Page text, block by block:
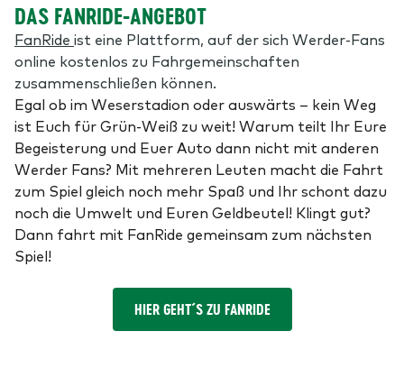
DAS FANRIDE-ANGEBOT
FanRide ist eine Plattform, auf der sich Werder-Fans
online kostenlos zu Fahrgemeinschaften
zusammenschließen können.
Egal ob im Weserstadion oder auswärts – kein Weg
ist Euch für Grün-Weiß zu weit! Warum teilt Ihr Eure
Begeisterung und Euer Auto dann nicht mit anderen
Werder Fans? Mit mehreren Leuten macht die Fahrt
zum Spiel gleich noch mehr Spaß und Ihr schont dazu
noch die Umwelt und Euren Geldbeutel! Klingt gut?
Dann fahrt mit FanRide gemeinsam zum nächsten
Spiel!
HIER GEHT´S ZU FANRIDE